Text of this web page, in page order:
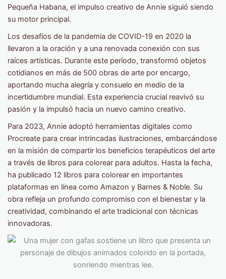
Pequeña Habana, el impulso creativo de Annie siguió siendo
su motor principal.
Los desafíos de la pandemia de COVID-19 en 2020 la
llevaron a la oración y a una renovada conexión con sus
raíces artísticas. Durante este período, transformó objetos
cotidianos en más de 500 obras de arte por encargo,
aportando mucha alegría y consuelo en medio de la
incertidumbre mundial. Esta experiencia crucial reavivó su
pasión y la impulsó hacia un nuevo camino creativo.
Para 2023, Annie adoptó herramientas digitales como
Procreate para crear intrincadas ilustraciones, embarcándose
en la misión de compartir los beneficios terapéuticos del arte
a través de libros para colorear para adultos. Hasta la fecha,
ha publicado 12 libros para colorear en importantes
plataformas en línea como Amazon y Barnes & Noble. Su
obra refleja un profundo compromiso con el bienestar y la
creatividad, combinando el arte tradicional con técnicas
innovadoras.